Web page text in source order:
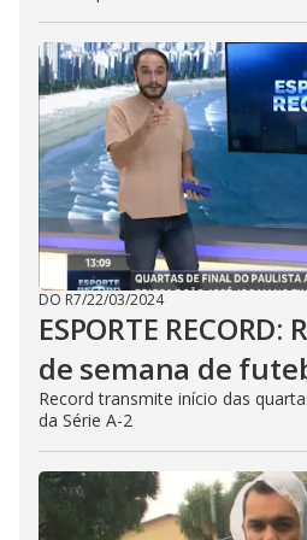
DO R7/22/03/2024
ESPORTE
de semana de
Record transmite início das
da Série A-2